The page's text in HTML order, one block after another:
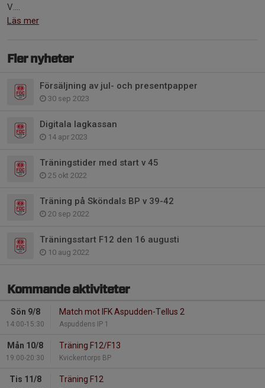
V....
Läs mer
Fler nyheter
Försäljning av jul- och presentpapper
30 sep 2023
Digitala lagkassan
14 apr 2023
Träningstider med start v 45
25 okt 2022
Träning på Sköndals BP v 39-42
20 sep 2022
Träningsstart F12 den 16 augusti
10 aug 2022
Kommande aktiviteter
Sön 9/8
14:00-15:30
Match mot IFK Aspudden-Tellus 2
Aspuddens IP 1
Mån 10/8
19:00-20:30
Träning F12/F13
Kvickentorps BP
Tis 11/8 Träning F12